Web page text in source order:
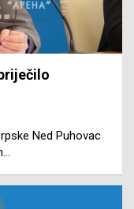
Ned Puhovac